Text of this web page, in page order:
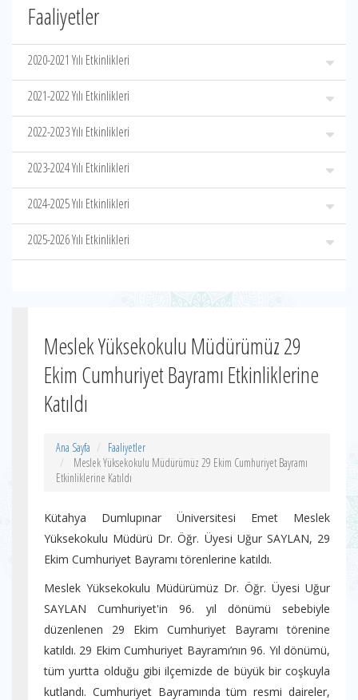
Faaliyetler
2020-2021 Yılı Etkinlikleri
2021-2022 Yılı Etkinlikleri
2022-2023 Yılı Etkinlikleri
2023-2024 Yılı Etkinlikleri
2024-2025 Yılı Etkinlikleri
2025-2026 Yılı Etkinlikleri
Meslek Yüksekokulu Müdürümüz 29
Ekim Cumhuriyet Bayramı Etkinliklerine
Katıldı
Ana Sayfa
Faaliyetler
Meslek Yüksekokulu Müdürümüz 29 Ekim Cumhuriyet Bayramı
Etkinliklerine Katıldı
Kütahya Dumlupınar Üniversitesi Emet Meslek
Yüksekokulu Müdürü Dr. Öğr. Üyesi Uğur SAYLAN, 29
Ekim Cumhuriyet Bayramı törenlerine katıldı.
Meslek Yüksekokulu Müdürümüz Dr. Öğr. Üyesi Uğur
SAYLAN Cumhuriyet'in 96. yıl dönümü sebebiyle
düzenlenen 29 Ekim Cumhuriyet Bayramı törenine
katıldı. 29 Ekim Cumhuriyet Bayramı’nın 96. Yıl dönümü,
tüm yurtta olduğu gibi ilçemizde de büyük bir coşkuyla
kutlandı. Cumhuriyet Bayramında tüm resmi daireler,